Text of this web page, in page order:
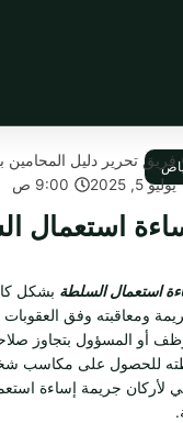
فريق تحرير دليل المحامين
يوليو 5, 2025
9:00 ص
استعمال
استعمال السلطة بشكل
ومعاقبته وفق
أو المسؤول بتجاوز
للحصول على مكاسب
لأركان جريمة إساءة